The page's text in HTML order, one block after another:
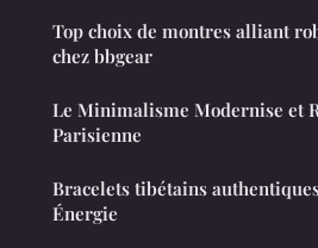
Top choix de montres alliant
chez bbgear
Le Minimalisme Modernise et
Parisienne
Bracelets tibétains
Énergie